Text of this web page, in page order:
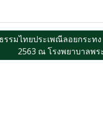
รมไทยประเพณีลอยกระทง
2563 ณ โรงพยาบาลพร